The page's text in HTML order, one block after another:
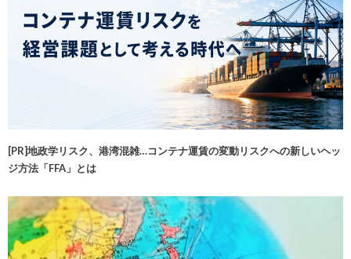
[PR]地政学リスク、港湾混雑…コンテナ運賃の変動リスクへの新しいヘッ
ジ方法「FFA」とは